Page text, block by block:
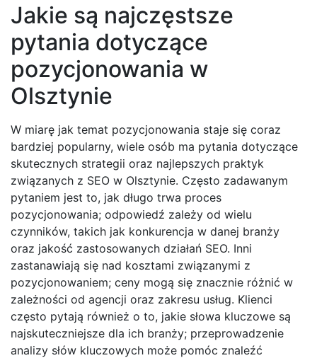
Jakie są najczęstsze
pytania dotyczące
pozycjonowania w
Olsztynie
W miarę jak temat pozycjonowania staje się coraz
bardziej popularny, wiele osób ma pytania dotyczące
skutecznych strategii oraz najlepszych praktyk
związanych z SEO w Olsztynie. Często zadawanym
pytaniem jest to, jak długo trwa proces
pozycjonowania; odpowiedź zależy od wielu
czynników, takich jak konkurencja w danej branży
oraz jakość zastosowanych działań SEO. Inni
zastanawiają się nad kosztami związanymi z
pozycjonowaniem; ceny mogą się znacznie różnić w
zależności od agencji oraz zakresu usług. Klienci
często pytają również o to, jakie słowa kluczowe są
najskuteczniejsze dla ich branży; przeprowadzenie
analizy słów kluczowych może pomóc znaleźć